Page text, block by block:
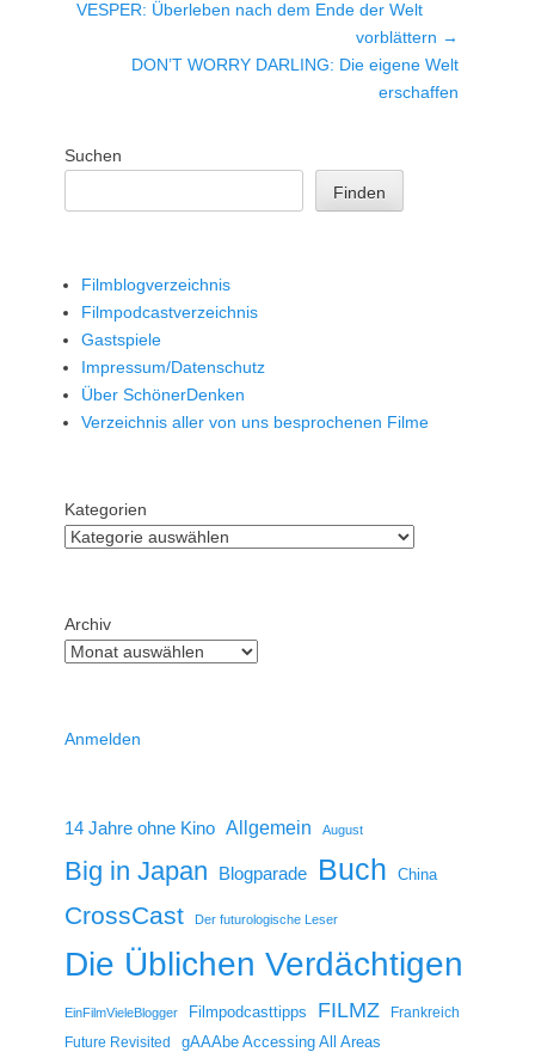
Vorheriger
VESPER: Überleben nach dem Ende der Welt
vorblättern →
NächsterDON’T WORRY DARLING: Die eigene Welt
erschaffen
Suchen
Finden
Filmblogverzeichnis
Filmpodcastverzeichnis
Gastspiele
Impressum/Datenschutz
Über SchönerDenken
Verzeichnis aller von uns besprochenen Filme
Kategorien
Archiv
Anmelden
14 Jahre ohne Kino Allgemein August
Big in Japan Blogparade Buch China
CrossCast Der futurologische Leser
Die Üblichen Verdächtigen
EinFilmVieleBlogger Filmpodcasttipps FILMZ
Frankreich
Future Revisited
gAAAbe Accessing All Areas